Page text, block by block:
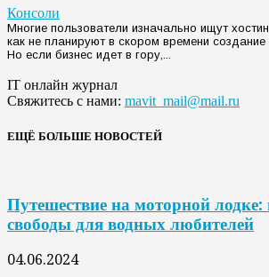
Консоли
Многие пользователи изначально ищут
как не планируют в скором времени
Но если бизнес идет в гору,...
IT онлайн журнал
Свяжитесь с нами: mavit_mail@mail.ru
ЕЩЁ БОЛЬШЕ НОВОСТЕЙ
Путешествие на моторной
свободы для водных любителей
04.06.2024